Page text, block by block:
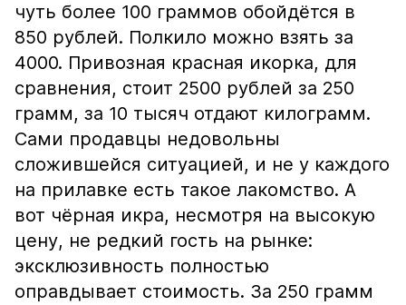
чуть более 100 граммов обойдётся в
850 рублей. Полкило можно взять за
4000. Привозная красная икорка, для
сравнения, стоит 2500 рублей за 250
грамм, за 10 тысяч отдают килограмм.
Сами продавцы недовольны
сложившейся ситуацией, и не у каждого
на прилавке есть такое лакомство. А
вот чёрная икра, несмотря на высокую
цену, не редкий гость на рынке:
эксклюзивность полностью
оправдывает стоимость. За 250 грамм